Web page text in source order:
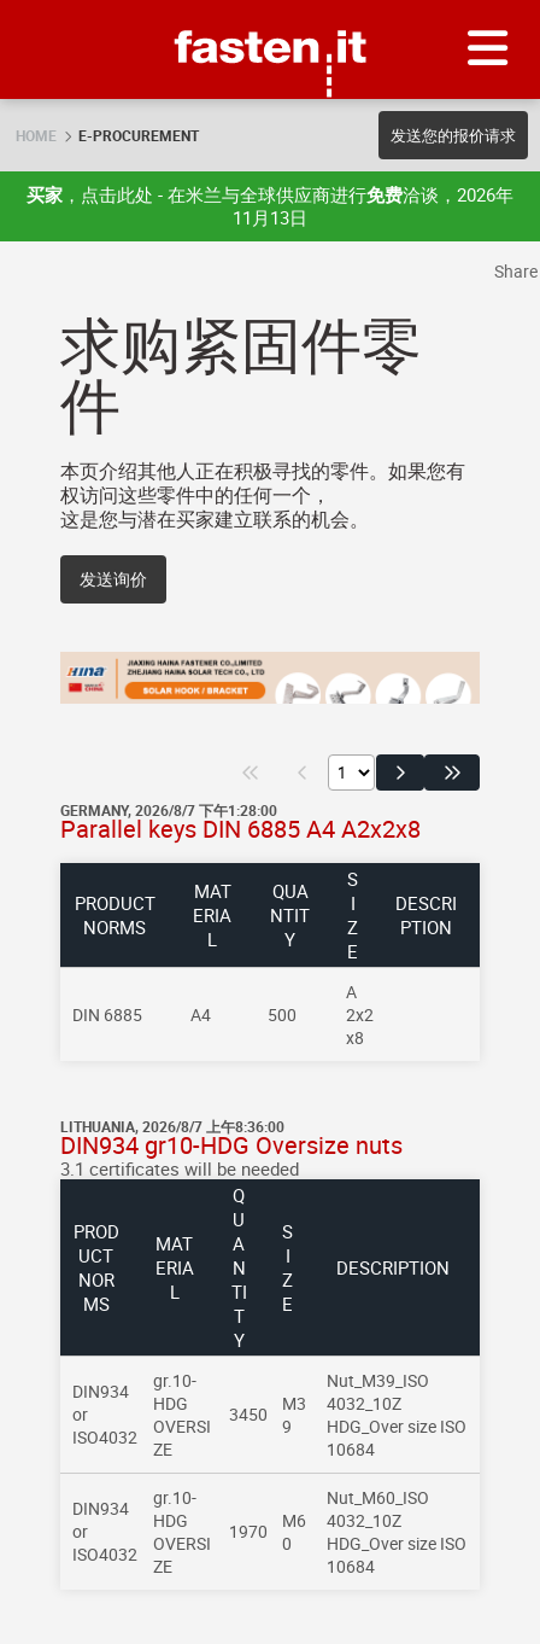
HOME E-PROCUREMENT 发送您的报价请求
买家 ，点击此处 - 在米兰与全球供应商进行免费洽谈，2026年
11月13日
求购紧固件零
件
本页介绍其他人正在积极寻找的零件。如果您有
权访问这些零件中的任何一个，
这是您与潜在买家建立联系的机会。
发送询价
GERMANY, 2026/8/7 下午1:28:00
Parallel keys DIN 6885 A4 A2x2x8
PRODUCT
NORMS
MAT
ERIA
L
QUA
NTIT
Y
S
I
Z
E
DESCRI
PTION
DIN 6885 A4 500
A
2x2
x8
LITHUANIA, 2026/8/7 上午8:36:00
DIN934 gr10-HDG Oversize nuts
3.1 certificates will be needed
PROD
UCT
NOR
MS
MAT
ERIA
L
Q
U
A
N
TI
T
Y
S
I
Z
E
DESCRIPTION
DIN934
or
ISO4032
gr.10-
HDG
OVERSI
ZE
3450
M3
9
Nut_M39_ISO
4032_10Z
HDG_Over size ISO
10684
DIN934
or
ISO4032
gr.10-
HDG
OVERSI
ZE
1970
M6
0
Nut_M60_ISO
4032_10Z
HDG_Over size ISO
10684
Share